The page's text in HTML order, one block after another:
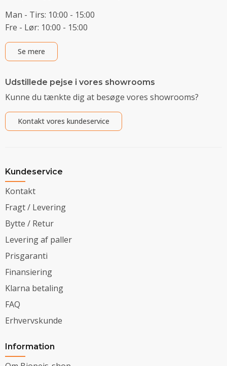
Man - Tirs: 10:00 - 15:00
Fre - Lør: 10:00 - 15:00
Se mere
Udstillede pejse i vores showrooms
Kunne du tænkte dig at besøge vores showrooms?
Kontakt vores kundeservice
Kundeservice
Kontakt
Fragt / Levering
Bytte / Retur
Levering af paller
Prisgaranti
Finansiering
Klarna betaling
FAQ
Erhvervskunde
Information